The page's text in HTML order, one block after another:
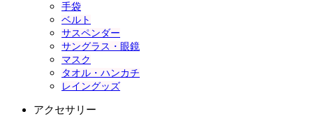
手袋
ベルト
サスペンダー
サングラス・眼鏡
マスク
タオル・ハンカチ
レイングッズ
アクセサリー